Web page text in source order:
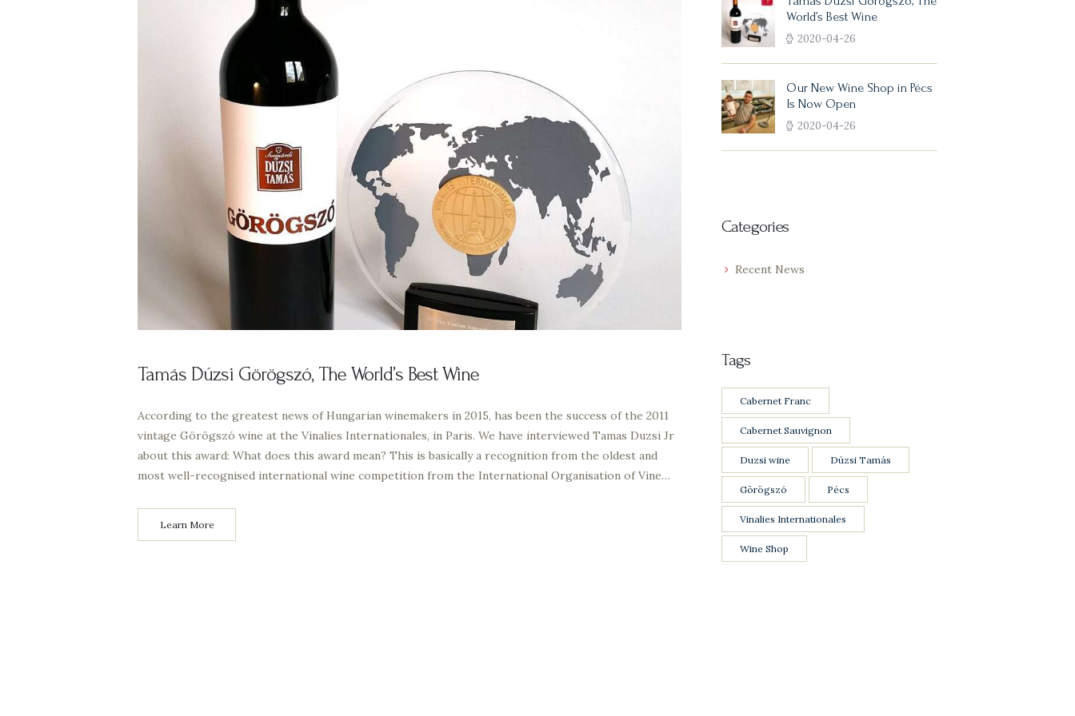
Tamás Dúzsi Görögszó, The World’s Best Wine
According to the greatest news of Hungarian winemakers in 2015, has been the success of the 2011
vintage Görögszó wine at the Vinalies Internationales, in Paris. We have interviewed Tamas Duzsi Jr
about this award: What does this award mean? This is basically a recognition from the oldest and
most well-recognised international wine competition from the International Organisation of Vine…
Learn More
World’s Best Wine
2020-04-26
Our New Wine Shop in Pécs
Is Now Open
2020-04-26
Categories
Recent News
Tags
Cabernet Franc
Cabernet Sauvignon
Duzsi wine Dúzsi Tamás
Görögszó Pécs
Vinalies Internationales
Wine Shop